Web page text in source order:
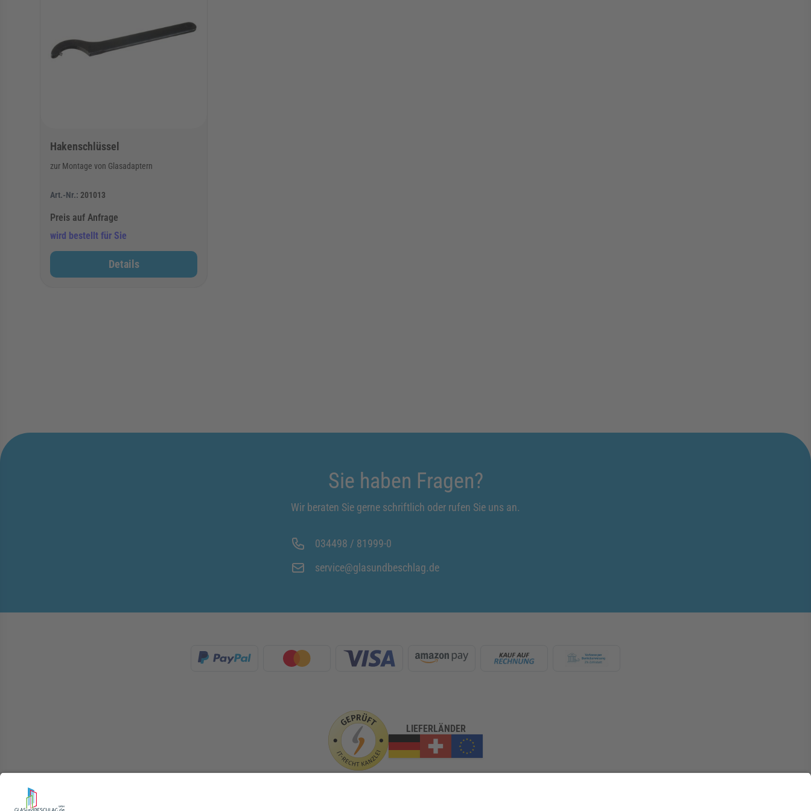
Hakenschlüssel
zur Montage von Glasadaptern
Art.-Nr.: 201013
Preis auf Anfrage
wird bestellt für Sie
Details
Sie haben Fragen?
Wir beraten Sie gerne schriftlich oder rufen Sie uns an.
034498 / 81999-0
service@glasundbeschlag.de
LIEFERLÄNDER